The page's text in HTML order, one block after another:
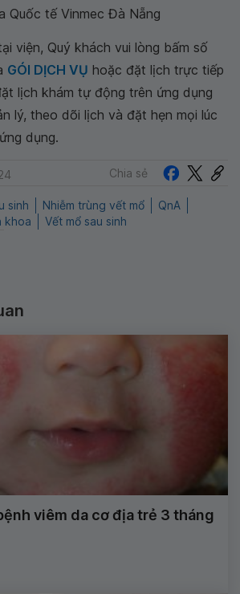
Quốc tế Vinmec Đà Nẵng
viện, Quý khách vui lòng bấm số
GÓI DỊCH VỤ hoặc đặt lịch trực tiếp
lịch khám tự động trên ứng dụng
lý, theo dõi lịch và đặt hẹn mọi lúc
dụng.
Chia sẻ
sinh Nhiễm trùng vết mổ
QnA
khoa Vết mổ sau sinh
viêm da cơ địa trẻ 3 tháng